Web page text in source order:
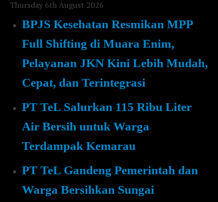
Thursday 6th August 2026
BPJS Kesehatan Resmikan MPP
Full Shifting di Muara Enim,
Pelayanan JKN Kini Lebih Mudah,
Cepat, dan Terintegrasi
PT TeL Salurkan 115 Ribu Liter
Air Bersih untuk Warga
Terdampak Kemarau
PT TeL Gandeng Pemerintah dan
Warga Bersihkan Sungai